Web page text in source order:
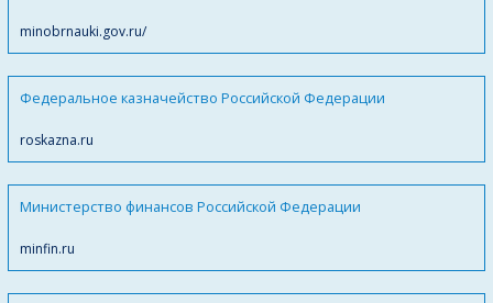
minobrnauki.gov.ru/
Федеральное казначейство Российской Федерации
roskazna.ru
Министерство финансов Российской Федерации
minfin.ru